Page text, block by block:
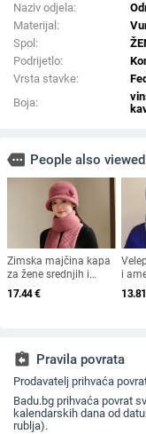
Naziv odjela:
Materijal:
Spol:
Podrijetlo:
Vrsta stavke:
Boja:
more People also viewed
Zimska majčina kapa
za žene srednjih i
starijih godina, pletena
od zečjeg krzna,
za umivaonik
17.44€
i
13.81
assignment_return Pravila povrata
Prodavatelj prihvaća
Badu.bg prihvaća povrat
kalendarskih dana od
rublja).